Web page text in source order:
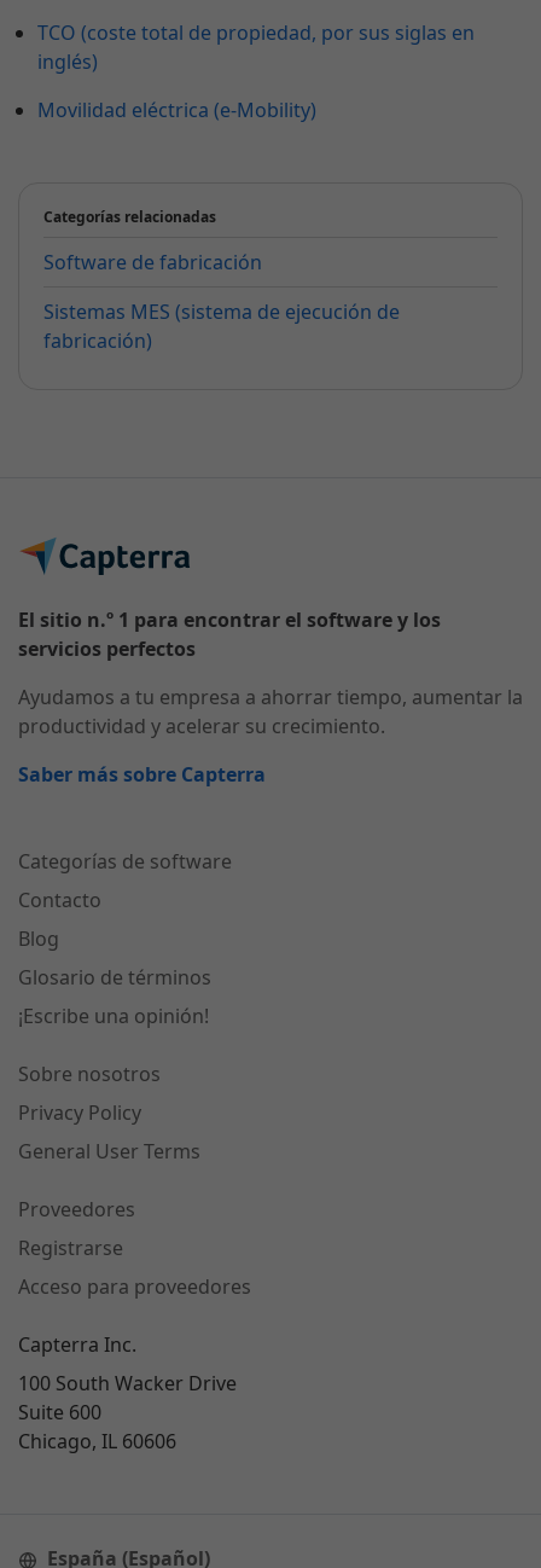
TCO (coste total de propiedad, por sus siglas en
inglés)
Movilidad eléctrica (e-Mobility)
Categorías relacionadas
Software de fabricación
Sistemas MES (sistema de ejecución de
fabricación)
El sitio n.º 1 para encontrar el software y los
servicios perfectos
Ayudamos a tu empresa a ahorrar tiempo, aumentar la
productividad y acelerar su crecimiento.
Saber más sobre Capterra
Categorías de software
Contacto
Blog
Glosario de términos
¡Escribe una opinión!
Sobre nosotros
Privacy Policy
General User Terms
Proveedores
Registrarse
Acceso para proveedores
Capterra Inc.
100 South Wacker Drive
Suite 600
Chicago, IL 60606
España (Español)